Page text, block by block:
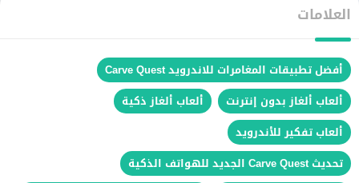
العلامات
أفضل تطبيقات المغامرات للاندرويد Carve Quest
ألعاب ألغاز بدون إنترنت
ألعاب ألغاز ذكية
ألعاب تفكير للأندرويد
تحديث Carve Quest الجديد للهواتف الذكية